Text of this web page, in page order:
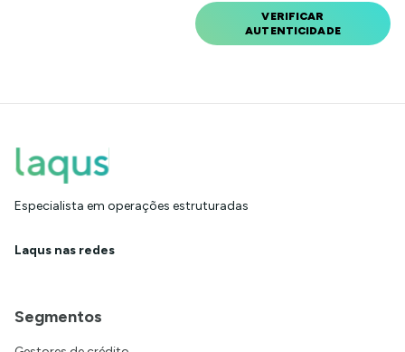
VERIFICAR
AUTENTICIDADE
Especialista em operações estruturadas
Laqus nas redes
Segmentos